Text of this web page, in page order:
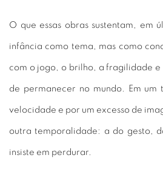
O que essas obras sustentam, em
infância como tema, mas como
com o jogo, o brilho, a fragilidade
de permanecer no mundo. Em um
velocidade e por um excesso de
outra temporalidade: a do gesto,
insiste em perdurar.